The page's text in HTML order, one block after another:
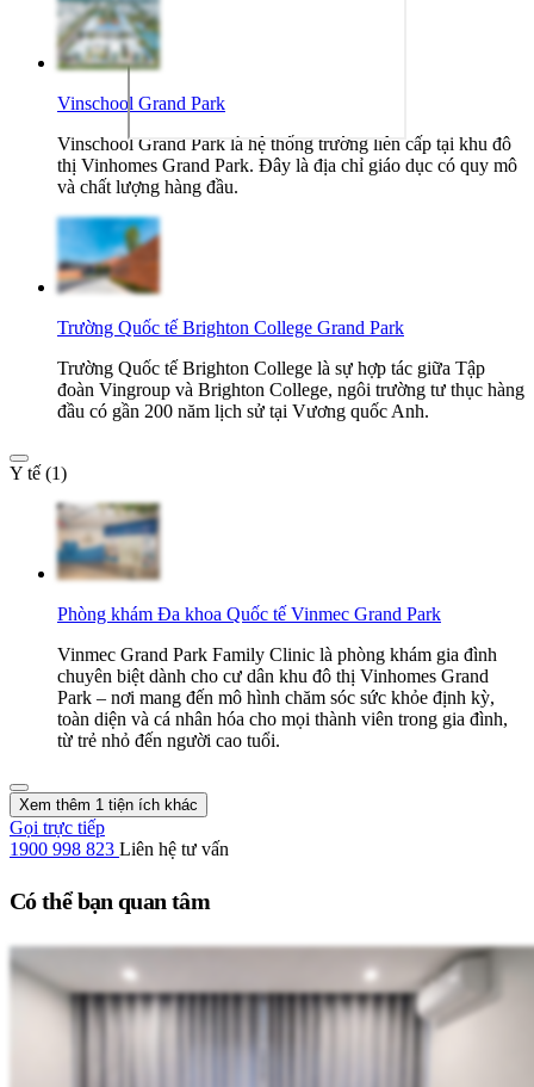
Vinschool Grand Park
Vinschool Grand Park là hệ thống trường liên cấp tại khu đô
thị Vinhomes Grand Park. Đây là địa chỉ giáo dục có quy mô
và chất lượng hàng đầu.
Trường Quốc tế Brighton College Grand Park
Trường Quốc tế Brighton College là sự hợp tác giữa Tập
đoàn Vingroup và Brighton College, ngôi trường tư thục hàng
đầu có gần 200 năm lịch sử tại Vương quốc Anh.
Y tế (1)
Phòng khám Đa khoa Quốc tế Vinmec Grand Park
Vinmec Grand Park Family Clinic là phòng khám gia đình
chuyên biệt dành cho cư dân khu đô thị Vinhomes Grand
Park – nơi mang đến mô hình chăm sóc sức khỏe định kỳ,
toàn diện và cá nhân hóa cho mọi thành viên trong gia đình,
từ trẻ nhỏ đến người cao tuổi.
Xem thêm 1 tiện ích khác
Gọi trực tiếp
1900 998 823 Liên hệ tư vấn
Có thể bạn quan tâm